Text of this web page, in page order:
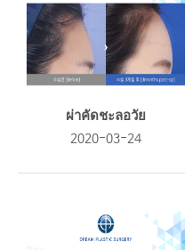
ผ่าคัดชะลอวัย
2020-03-24